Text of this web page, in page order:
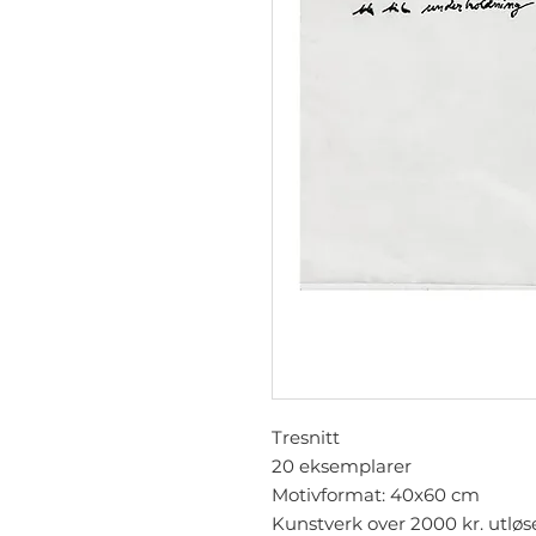
Tresnitt
20 eksemplarer
Motivformat: 40x60 cm
Kunstverk over 2000 kr.